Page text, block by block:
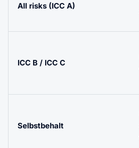
All risks (ICC A)
ICC B / ICC C
Selbstbehalt